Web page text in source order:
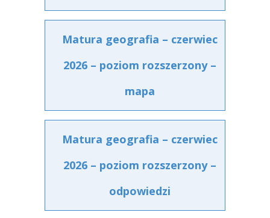
Matura geografia – czerwiec
2026 – poziom rozszerzony –
mapa
Matura geografia – czerwiec
2026 – poziom rozszerzony –
odpowiedzi